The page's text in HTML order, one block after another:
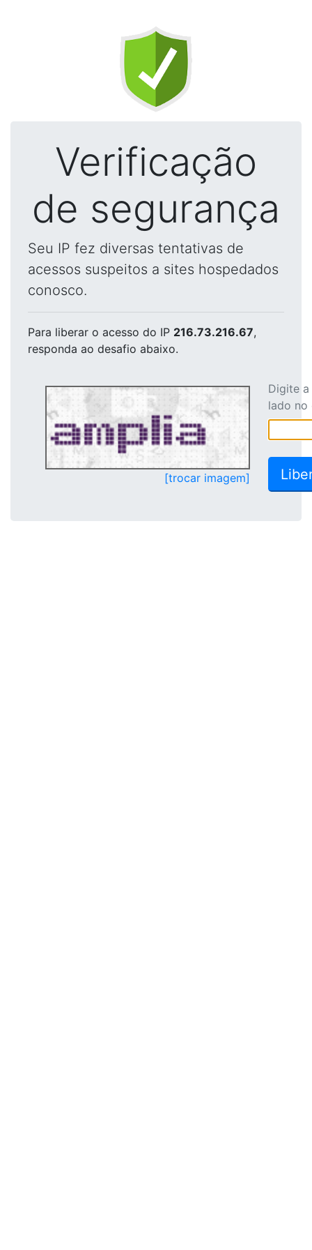
Verificação
de segurança
Seu IP fez diversas tentativas de
acessos suspeitos a sites hospedados
conosco.
Para liberar o acesso do IP 216.73.216.67,
responda ao desafio abaixo.
[trocar imagem]
Digite
lado no